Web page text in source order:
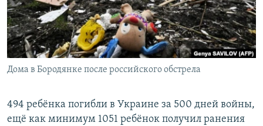
Дома в Бородянке после российского обстрела
494 ребёнка погибли в Украине за 500 дней войны,
ещё как минимум 1051 ребёнок получил ранения